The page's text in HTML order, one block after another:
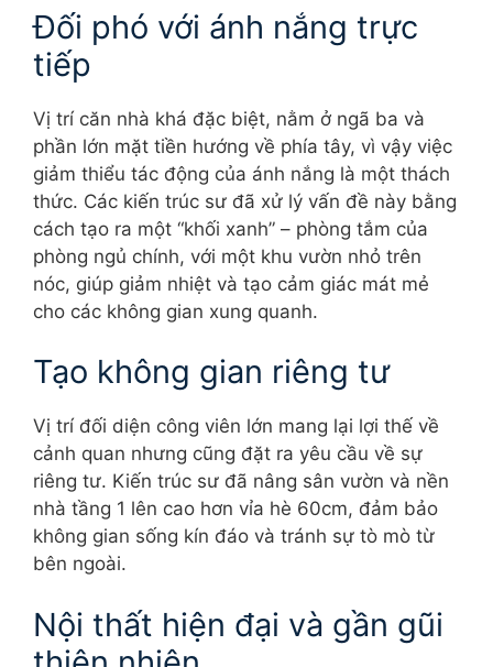
Đối phó với ánh nắng trực
tiếp
Vị trí căn nhà khá đặc biệt, nằm ở ngã ba và
phần lớn mặt tiền hướng về phía tây, vì vậy việc
giảm thiểu tác động của ánh nắng là một thách
thức. Các kiến trúc sư đã xử lý vấn đề này bằng
cách tạo ra một “khối xanh” – phòng tắm của
phòng ngủ chính, với một khu vườn nhỏ trên
nóc, giúp giảm nhiệt và tạo cảm giác mát mẻ
cho các không gian xung quanh.
Tạo không gian riêng tư
Vị trí đối diện công viên lớn mang lại lợi thế về
cảnh quan nhưng cũng đặt ra yêu cầu về sự
riêng tư. Kiến trúc sư đã nâng sân vườn và nền
nhà tầng 1 lên cao hơn vỉa hè 60cm, đảm bảo
không gian sống kín đáo và tránh sự tò mò từ
bên ngoài.
Nội thất hiện đại và gần gũi